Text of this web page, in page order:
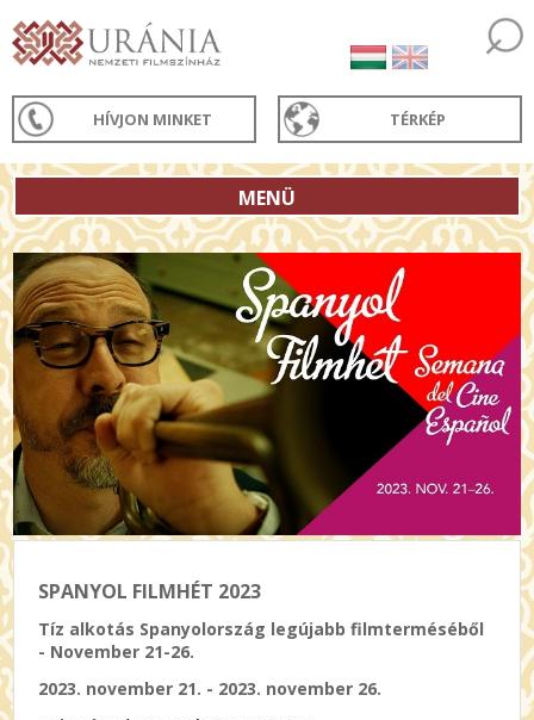
HÍVJON MINKET TÉRKÉP
MENÜ
SPANYOL FILMHÉT 2023
Tíz alkotás Spanyolország legújabb filmterméséből
- November 21-26.
2023. november 21. - 2023. november 26.